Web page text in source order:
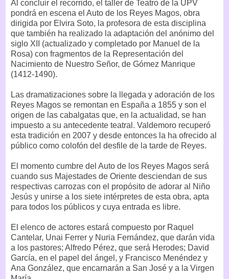
Al concluir el recorrido, el taller de Teatro de la UPV
pondrá en escena el Auto de los Reyes Magos, obra
dirigida por Elvira Soto, la profesora de esta disciplina
que también ha realizado la adaptación del anónimo del
siglo XII (actualizado y completado por Manuel de la
Rosa) con fragmentos de la Representación del
Nacimiento de Nuestro Señor, de Gómez Manrique
(1412-1490).
Las dramatizaciones sobre la llegada y adoración de los
Reyes Magos se remontan en España a 1855 y son el
origen de las cabalgatas que, en la actualidad, se han
impuesto a su antecedente teatral. Valdemoro recuperó
esta tradición en 2007 y desde entonces la ha ofrecido al
público como colofón del desfile de la tarde de Reyes.
El momento cumbre del Auto de los Reyes Magos será
cuando sus Majestades de Oriente desciendan de sus
respectivas carrozas con el propósito de adorar al Niño
Jesús y unirse a los siete intérpretes de esta obra, apta
para todos los públicos y cuya entrada es libre.
El elenco de actores estará compuesto por Raquel
Cantelar, Unai Ferrer y Nuria Fernández, que darán vida
a los pastores; Alfredo Pérez, que será Herodes; David
García, en el papel del ángel, y Francisco Menéndez y
Ana González, que encarnarán a San José y a la Virgen